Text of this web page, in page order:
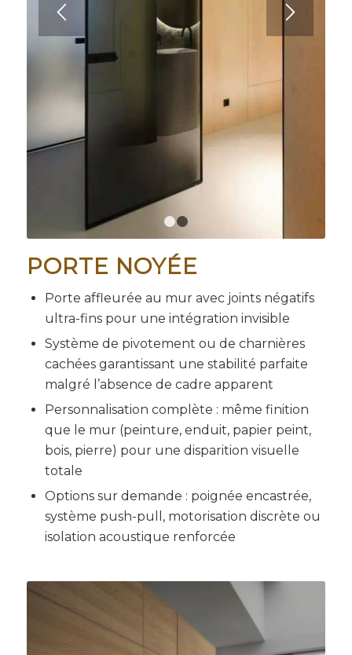
PORTE NOYÉE
Porte affleurée au mur avec joints négatifs
ultra-fins pour une intégration invisible
Système de pivotement ou de charnières
cachées garantissant une stabilité parfaite
malgré l’absence de cadre apparent
Personnalisation complète : même finition
que le mur (peinture, enduit, papier peint,
bois, pierre) pour une disparition visuelle
totale
Options sur demande : poignée encastrée,
système push-pull, motorisation discrète ou
isolation acoustique renforcée